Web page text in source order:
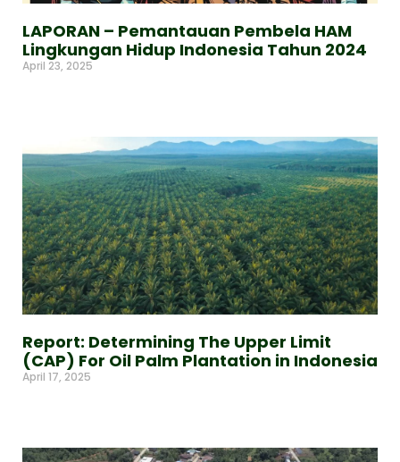
LAPORAN – Pemantauan Pembela HAM
Lingkungan Hidup Indonesia Tahun 2024
April 23, 2025
Report: Determining The Upper Limit
(CAP) For Oil Palm Plantation in Indonesia
April 17, 2025